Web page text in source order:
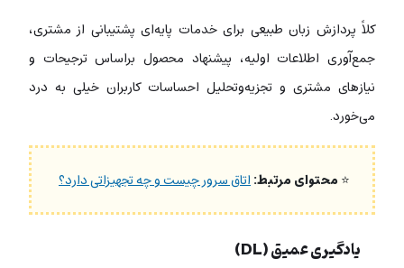
کلاً پردازش زبان طبیعی برای خدمات پایه‌ای پشتیبانی از مشتری،
جمع‌آوری اطلاعات اولیه، پیشنهاد محصول براساس ترجیحات و
نیازهای مشتری و تجزیه‌وتحلیل احساسات کاربران خیلی به درد
می‌خورد.
⭐محتوای مرتبط:اتاق سرور چیست و چه تجهیزاتی دارد؟
یادگیری عمیق (DL)